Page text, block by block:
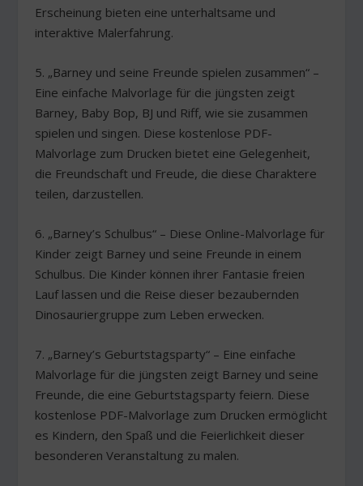
Erscheinung bieten eine unterhaltsame und
interaktive Malerfahrung.
5. „Barney und seine Freunde spielen zusammen“ –
Eine einfache Malvorlage für die jüngsten zeigt
Barney, Baby Bop, BJ und Riff, wie sie zusammen
spielen und singen. Diese kostenlose PDF-
Malvorlage zum Drucken bietet eine Gelegenheit,
die Freundschaft und Freude, die diese Charaktere
teilen, darzustellen.
6. „Barney’s Schulbus“ – Diese Online-Malvorlage für
Kinder zeigt Barney und seine Freunde in einem
Schulbus. Die Kinder können ihrer Fantasie freien
Lauf lassen und die Reise dieser bezaubernden
Dinosauriergruppe zum Leben erwecken.
7. „Barney’s Geburtstagsparty“ – Eine einfache
Malvorlage für die jüngsten zeigt Barney und seine
Freunde, die eine Geburtstagsparty feiern. Diese
kostenlose PDF-Malvorlage zum Drucken ermöglicht
es Kindern, den Spaß und die Feierlichkeit dieser
besonderen Veranstaltung zu malen.